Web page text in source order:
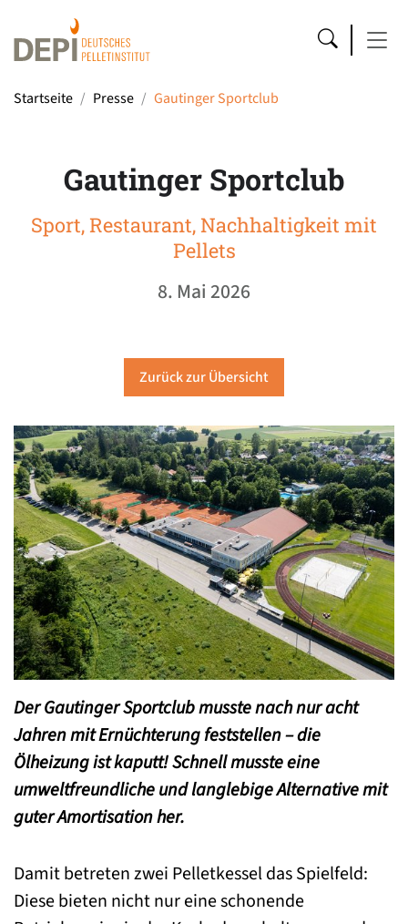
Startseite Presse Gautinger Sportclub
Gautinger Sportclub
Sport, Restaurant, Nachhaltigkeit mit
Pellets
8. Mai 2026
Zurück zur Übersicht
Der Gautinger Sportclub musste nach nur acht
Jahren mit Ernüchterung feststellen – die
Ölheizung ist kaputt! Schnell musste eine
umweltfreundliche und langlebige Alternative mit
guter Amortisation her.
Damit betreten zwei Pelletkessel das Spielfeld:
Diese bieten nicht nur eine schonende